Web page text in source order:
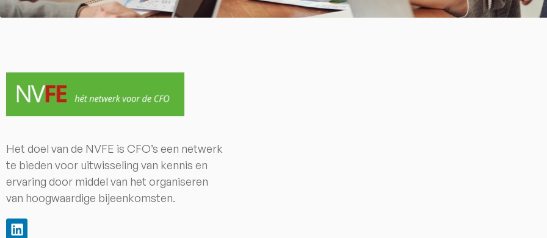
Het doel van de NVFE is CFO’s een netwerk
te bieden voor uitwisseling van kennis en
ervaring door middel van het organiseren
van hoogwaardige bijeenkomsten.